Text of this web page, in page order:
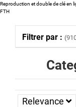
Reproduction et double de clé en
FTH
Relevance
Filtrer par :